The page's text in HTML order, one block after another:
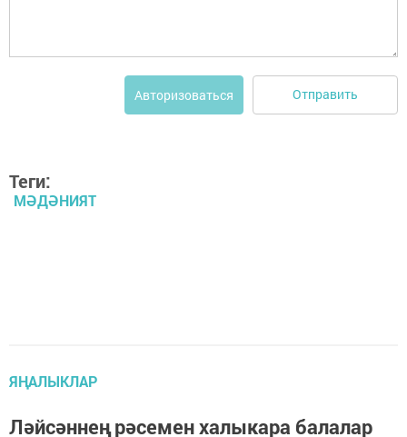
Авторизоваться Отправить
Теги:
МӘДӘНИЯТ
ЯҢАЛЫКЛАР
Ләйсәннең рәсемен халыкара балалар